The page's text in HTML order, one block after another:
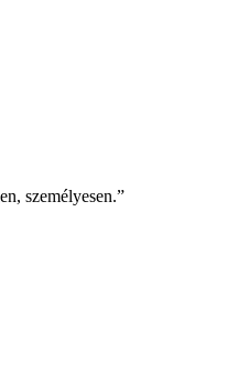
személyesen.”